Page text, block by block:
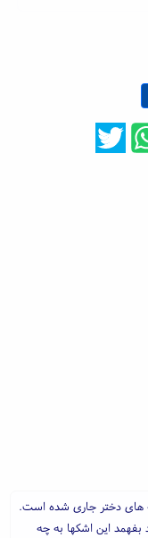
های دختر جاری شده است.
بفهمد این اشکها به چه